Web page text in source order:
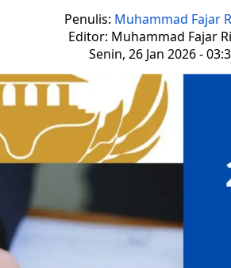
Penulis: Muhammad Fajar
Editor: Muhammad Fajar
Senin, 26 Jan 2026 -